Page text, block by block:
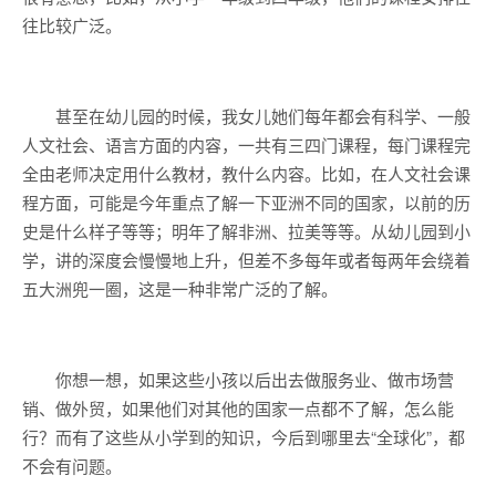
往比较广泛。
甚至在幼儿园的时候，我女儿她们每年都会有科学、一般
人文社会、语言方面的内容，一共有三四门课程，每门课程完
全由老师决定用什么教材，教什么内容。比如，在人文社会课
程方面，可能是今年重点了解一下亚洲不同的国家，以前的历
史是什么样子等等；明年了解非洲、拉美等等。从幼儿园到小
学，讲的深度会慢慢地上升，但差不多每年或者每两年会绕着
五大洲兜一圈，这是一种非常广泛的了解。
你想一想，如果这些小孩以后出去做服务业、做市场营
销、做外贸，如果他们对其他的国家一点都不了解，怎么能
行？而有了这些从小学到的知识，今后到哪里去“全球化”，都
不会有问题。